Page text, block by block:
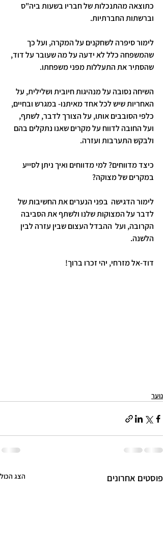
כתוצאה מהתנכלות של חבריו בשעות ביה"ס
וברשתות החברתיות.
לימור סיפרה לשחקנים על המקרה, ועל כך
שהמשפחה כלל לא ידעה על מה שעובר על דוד,
שהסתיר את התעללות מפני משפחתו.
השיחה נסובה על מנהיגות חיובית ושלילית, על
האחריות שיש לכל אחד מאיתנו- במגרש ובחיים,
כלפי הסובבים אותו, על הצורך לדבר, לשתף,
ועל החובה לדווח על מקרים שאנו נתקלים בהם
ולבקש התערבות ועזרה.
כיצד מדווחים? למי מדווחים ואיך ניתן לסייע
במקרים של מצוקה?
לימור הדגישה  בפני הנערים את החשיבות של
לדבר על המצוקות שלנו ולשתף את הסביבה
הקרובה, ועל  ההבדל העצום שבין עזרה לבין
הלשנה.
דוד-אל מזרחי, יהי זכרו ברוך!
נוער
פוסטים אחרונים הצג הכול